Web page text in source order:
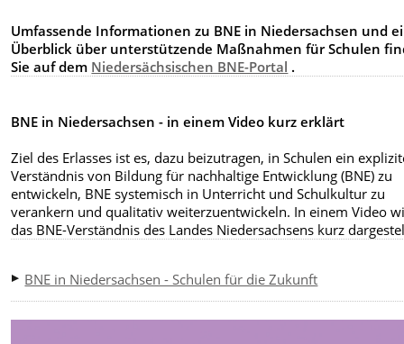
Umfassende Informationen zu BNE in Niedersachsen und
Überblick über unterstützende Maßnahmen für Schulen
Sie auf dem Niedersächsischen BNE-Portal .
BNE in Niedersachsen - in einem Video kurz erklärt
Ziel des Erlasses ist es, dazu beizutragen, in Schulen ein
Verständnis von Bildung für nachhaltige Entwicklung (BNE) zu
entwickeln, BNE systemisch in Unterricht und Schulkultur zu
verankern und qualitativ weiterzuentwickeln. In einem Video
das BNE-Verständnis des Landes Niedersachsens kurz
BNE in Niedersachsen - Schulen für die Zukunft